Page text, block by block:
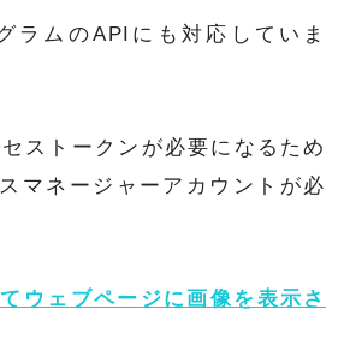
ラムのAPIにも対応していま
ストークンが必要になるため
マネージャーアカウントが必
ウェブページに画像を表示さ